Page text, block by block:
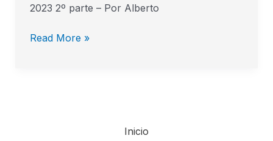
2023 2º parte – Por Alberto
Read More »
Inicio